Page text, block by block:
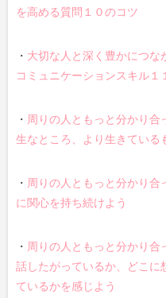
を高める質問１０のコツ
・ 大切な人と深く豊かにつ
コミュニケーションスキル１１
・ 周りの人ともっと分かり
生なところ、より生きている
・ 周りの人ともっと分かり
に関心を持ち続けよう
・ 周りの人ともっと分かり
話したがっているか、どこに
ているかを感じよう